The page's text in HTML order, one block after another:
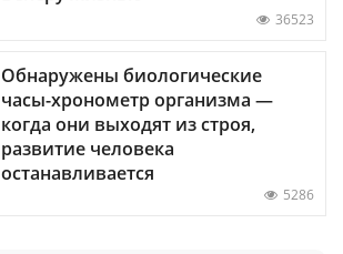
36523
Обнаружены биологические
часы-хронометр организма —
когда они выходят из строя,
развитие человека
останавливается
5286